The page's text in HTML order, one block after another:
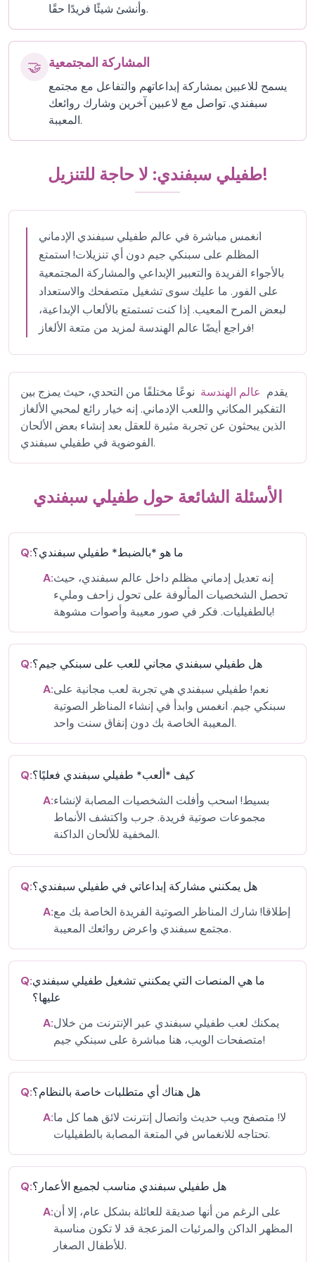
وأنشئ شيئًا فريدًا حقًا.
🤝 المشاركة المجتمعية
يسمح للاعبين بمشاركة إبداعاتهم والتفاعل مع مجتمع
سبفندي. تواصل مع لاعبين آخرين وشارك روائعك
المعيبة.
طفيلي سبفندي: لا حاجة للتنزيل!
انغمس مباشرة في عالم طفيلي سبفندي الإدماني
المظلم على سبنكي جيم دون أي تنزيلات! استمتع
بالأجواء الفريدة والتعبير الإبداعي والمشاركة المجتمعية
على الفور. ما عليك سوى تشغيل متصفحك والاستعداد
لبعض المرح المعيب. إذا كنت تستمتع بالألعاب الإبداعية،
فراجع أيضًا عالم الهندسة لمزيد من متعة الألغاز!
يقدم عالم الهندسة نوعًا مختلفًا من التحدي، حيث يمزج بين
التفكير المكاني واللعب الإدماني. إنه خيار رائع لمحبي الألغاز
الذين يبحثون عن تجربة مثيرة للعقل بعد إنشاء بعض الألحان
الفوضوية في طفيلي سبفندي.
الأسئلة الشائعة حول طفيلي سبفندي
Q:ما هو *بالضبط* طفيلي سبفندي؟
A:إنه تعديل إدماني مظلم داخل عالم سبفندي، حيث
تحصل الشخصيات المألوفة على تحول زاحف ومليء
بالطفيليات. فكر في صور معيبة وأصوات مشوهة!
Q:هل طفيلي سبفندي مجاني للعب على سبنكي جيم؟
A:نعم! طفيلي سبفندي هي تجربة لعب مجانية على
سبنكي جيم. انغمس وابدأ في إنشاء المناظر الصوتية
المعيبة الخاصة بك دون إنفاق سنت واحد.
Q:كيف *ألعب* طفيلي سبفندي فعليًا؟
A:بسيط! اسحب وأفلت الشخصيات المصابة لإنشاء
مجموعات صوتية فريدة. جرب واكتشف الأنماط
المخفية للألحان الداكنة.
Q:هل يمكنني مشاركة إبداعاتي في طفيلي سبفندي؟
A:إطلاقا! شارك المناظر الصوتية الفريدة الخاصة بك مع
مجتمع سبفندي واعرض روائعك المعيبة.
Q:ما هي المنصات التي يمكنني تشغيل طفيلي سبفندي
عليها؟
A:يمكنك لعب طفيلي سبفندي عبر الإنترنت من خلال
متصفحات الويب، هنا مباشرة على سبنكي جيم!
Q:هل هناك أي متطلبات خاصة بالنظام؟
A:لا! متصفح ويب حديث واتصال إنترنت لائق هما كل ما
تحتاجه للانغماس في المتعة المصابة بالطفيليات.
Q:هل طفيلي سبفندي مناسب لجميع الأعمار؟
A:على الرغم من أنها صديقة للعائلة بشكل عام، إلا أن
المظهر الداكن والمرئيات المزعجة قد لا تكون مناسبة
للأطفال الصغار.